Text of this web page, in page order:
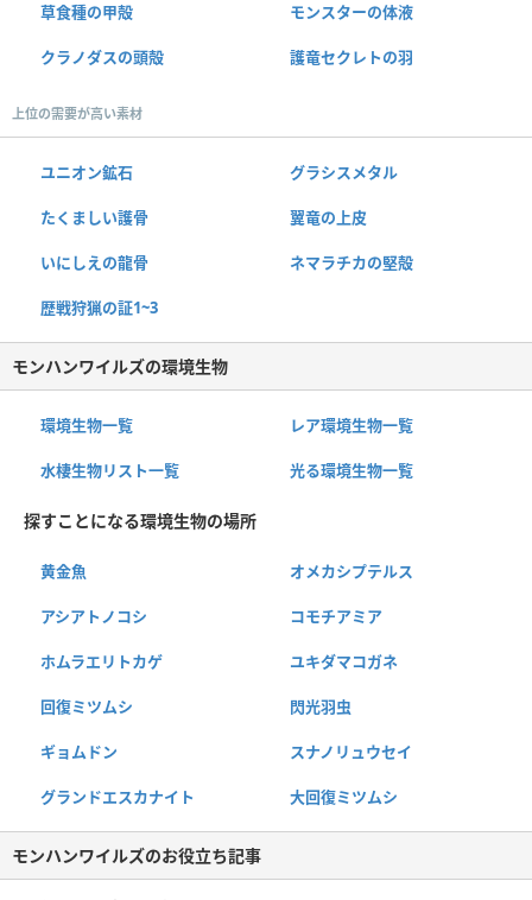
草食種の甲殻 モンスターの体液
クラノダスの頭殻 護竜セクレトの羽
上位の需要が高い素材
ユニオン鉱石 グラシスメタル
たくましい護骨 翼竜の上皮
いにしえの龍骨 ネマラチカの堅殻
歴戦狩猟の証1~3
モンハンワイルズの環境生物
環境生物一覧 レア環境生物一覧
水棲生物リスト一覧 光る環境生物一覧
探すことになる環境生物の場所
黄金魚 オメカシプテルス
アシアトノコシ コモチアミア
ホムラエリトカゲ ユキダマコガネ
回復ミツムシ 閃光羽虫
ギョムドン スナノリュウセイ
グランドエスカナイト 大回復ミツムシ
モンハンワイルズのお役立ち記事